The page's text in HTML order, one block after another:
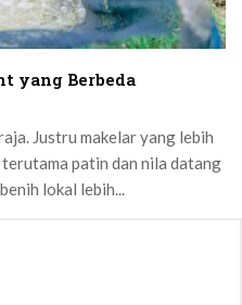
yang Berbeda
Justru makelar yang lebih
patin dan nila datang
lokal lebih...